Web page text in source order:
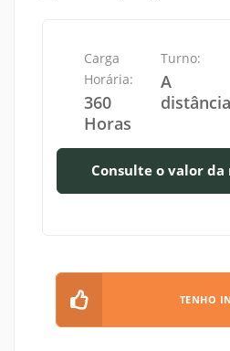
Carga
Horária:
360
Horas
Turno:
A
distância
Consulte o valor
TENHO